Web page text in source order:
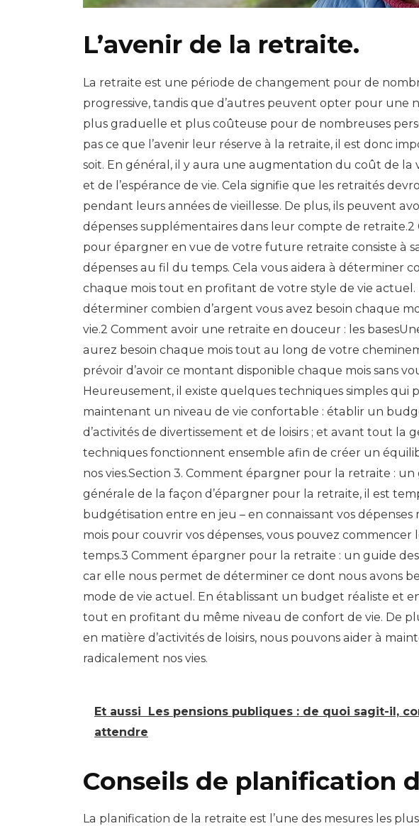
L’avenir de la retraite.
La retraite est une période de changement pour de
progressive, tandis que d’autres peuvent opter pour une
plus graduelle et plus coûteuse pour de nombreuses
pas ce que l’avenir leur réserve à la retraite, il est donc
soit. En général, il y aura une augmentation du coût de la
et de l’espérance de vie. Cela signifie que les retraités
pendant leurs années de vieillesse. De plus, ils peuvent
dépenses supplémentaires dans leur compte de
pour épargner en vue de votre future retraite consiste à
dépenses au fil du temps. Cela vous aidera à déterminer
chaque mois tout en profitant de votre style de vie actuel.
déterminer combien d’argent vous avez besoin chaque
vie.2 Comment avoir une retraite en douceur : les
aurez besoin chaque mois tout au long de votre
prévoir d’avoir ce montant disponible chaque mois sans
Heureusement, il existe quelques techniques simples
maintenant un niveau de vie confortable : établir un
d’activités de divertissement et de loisirs ; et avant tout la
techniques fonctionnent ensemble afin de créer un
nos vies.Section 3. Comment épargner pour la retraite :
générale de la façon d’épargner pour la retraite, il est
budgétisation entre en jeu – en connaissant vos
mois pour couvrir vos dépenses, vous pouvez
temps.3 Comment épargner pour la retraite : un guide
car elle nous permet de déterminer ce dont nous avons
mode de vie actuel. En établissant un budget réaliste et
tout en profitant du même niveau de confort de vie. De
en matière d’activités de loisirs, nous pouvons aider à
radicalement nos vies.
Et aussi
Les pensions publiques : de quoi sagit-il,
attendre
Conseils de planification
La planification de la retraite est l’une des mesures les